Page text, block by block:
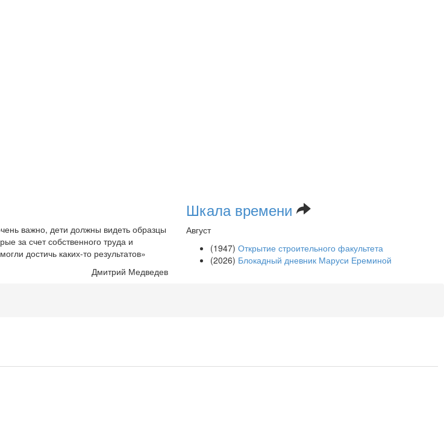
важно, дети должны видеть образцы
за счет собственного труда и
достичь каких-то результатов»
Дмитрий Медведев
Шкала времени
Август
(1947) Открытие строительного факультета
(2026) Блокадный дневник Маруси Ереминой